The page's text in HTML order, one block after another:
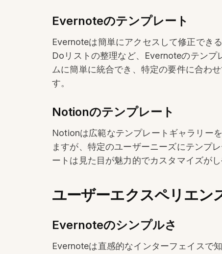
Evernoteのテンプレート
Evernoteは簡単にアクセスして修正でき
Doリストの整理など、Evernoteのテンプ
ムに簡単に統合でき、特定の要件に合わ
す。
Notionのテンプレート
Notionは広範なテンプレートギャラリー
ますが、特定のユーザーニーズにテンプ
ートは見た目が魅力的でカスタマイズが
ユーザーエクスペリエン
Evernoteのシンプルさ
Evernoteは直感的なインターフェイスで